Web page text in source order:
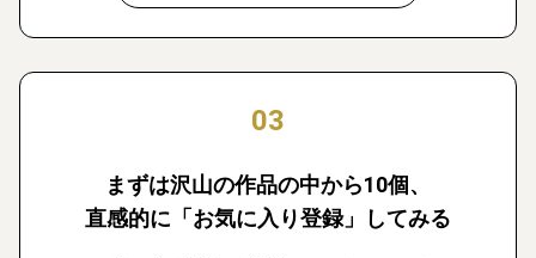
03
まずは沢山の作品の中から10個、
直感的に「お気に入り登録」してみる